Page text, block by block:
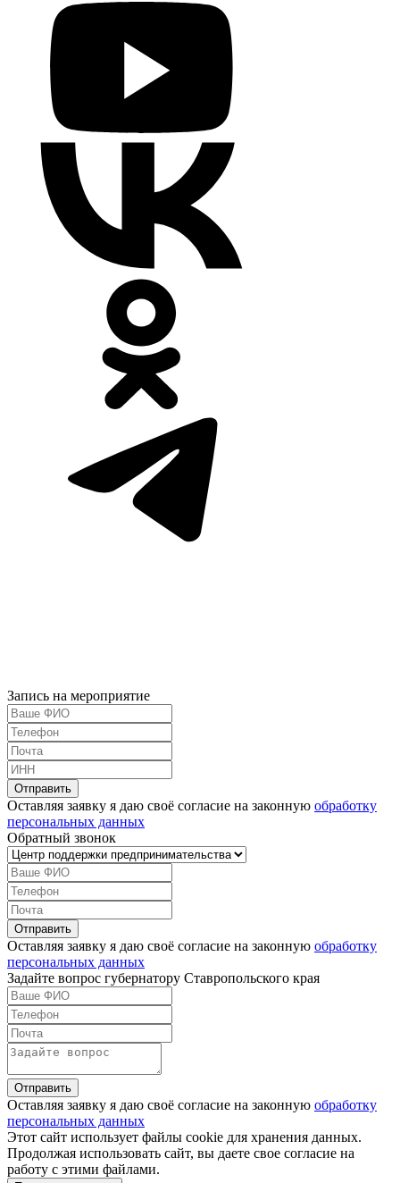
Запись на мероприятие
Оставляя заявку я даю своё согласие на законную обработку
персональных данных
Обратный звонок
Оставляя заявку я даю своё согласие на законную обработку
персональных данных
Задайте вопрос губернатору Ставропольского края
Оставляя заявку я даю своё согласие на законную обработку
персональных данных
Этот сайт использует файлы cookie для хранения данных.
Продолжая использовать сайт, вы даете свое согласие на
работу с этими файлами.